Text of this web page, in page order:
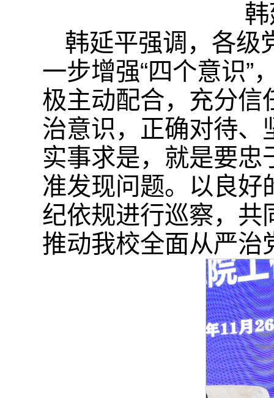
韩延平强调，各级
一步增强“四个意识”
极主动配合，充分信
治意识，正确对待、
实事求是，就是要忠
准发现问题。以良好
纪依规进行巡察，共
推动我校全面从严治